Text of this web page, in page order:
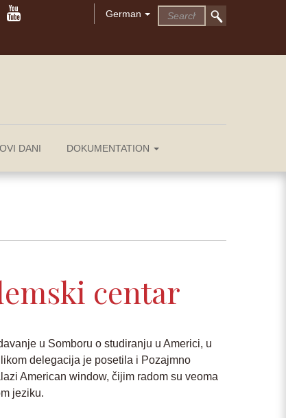
German
DANI DOKUMENTATION
centar
u Somboru o studiranju u Americi, u
delegacija je posetila i Pozajmno
American window, čijim radom su veoma
jeziku.